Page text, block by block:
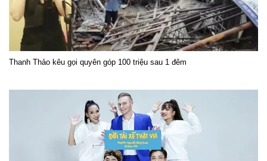
Thanh Thảo kêu gọi quyên góp 100 triệu sau 1 đêm